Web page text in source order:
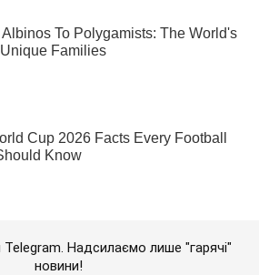
Надсилаємо лише "гарячі"
новини!